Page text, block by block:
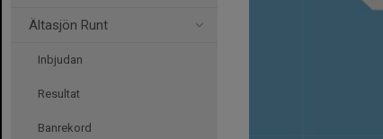
Ältasjön Runt
Inbjudan
Resultat
Banrekord